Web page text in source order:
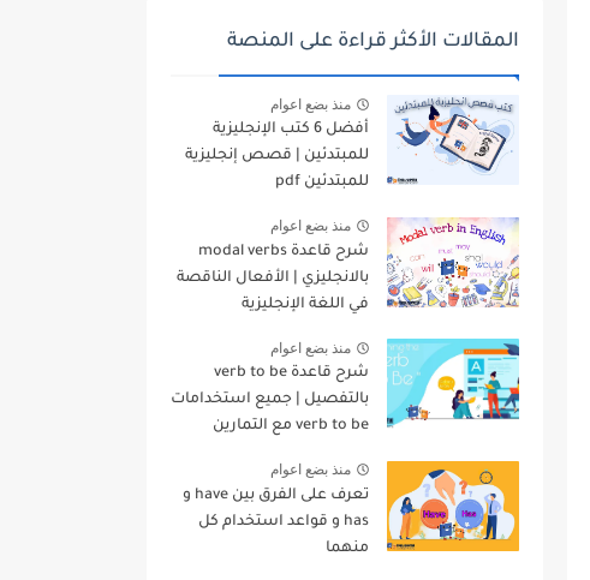
المقالات الأكثر قراءة على المنصة
منذ بضع اعوام
أفضل 6 كتب الإنجليزية
للمبتدئين | قصص إنجليزية
للمبتدئين pdf
منذ بضع اعوام
شرح قاعدة modal verbs
بالانجليزي | الأفعال الناقصة
في اللغة الإنجليزية
منذ بضع اعوام
شرح قاعدة verb to be
بالتفصيل | جميع استخدامات
verb to be مع التمارين
منذ بضع اعوام
تعرف على الفرق بين have و
has و قواعد استخدام كل
منهما